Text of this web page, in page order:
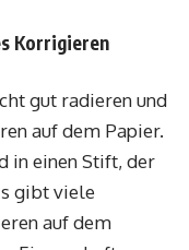
Korrigieren
gut radieren und
auf dem Papier.
in einen Stift, der
gibt viele
auf dem